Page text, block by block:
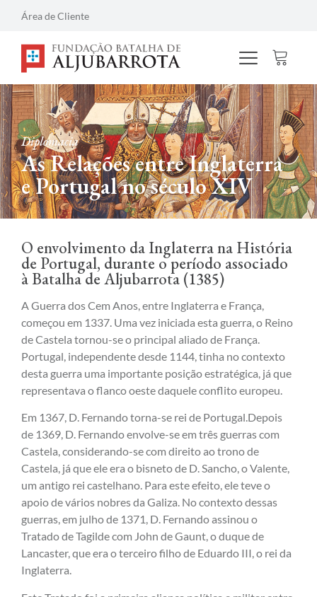
Área de Cliente
Diplomacia
As Relações entre Inglaterra
e Portugal no século XIV
O envolvimento da Inglaterra na História
de Portugal, durante o período associado
à Batalha de Aljubarrota (1385)
A Guerra dos Cem Anos, entre Inglaterra e França,
começou em 1337. Uma vez iniciada esta guerra, o Reino
de Castela tornou-se o principal aliado de França.
Portugal, independente desde 1144, tinha no contexto
desta guerra uma importante posição estratégica, já que
representava o flanco oeste daquele conflito europeu.
Em 1367, D. Fernando torna-se rei de Portugal.Depois
de 1369, D. Fernando envolve-se em três guerras com
Castela, considerando-se com direito ao trono de
Castela, já que ele era o bisneto de D. Sancho, o Valente,
um antigo rei castelhano. Para este efeito, ele teve o
apoio de vários nobres da Galiza. No contexto dessas
guerras, em julho de 1371, D. Fernando assinou o
Tratado de Tagilde com John de Gaunt, o duque de
Lancaster, que era o terceiro filho de Eduardo III, o rei da
Inglaterra.